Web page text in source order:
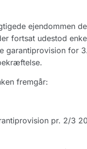
ejendommen
fortsat udestod
garantiprovision for
fremgår:
pr. 2/3